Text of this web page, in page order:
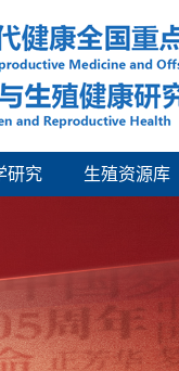
研究 生殖资源库